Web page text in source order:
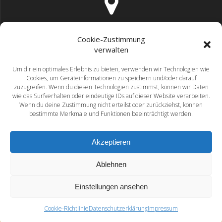
Cookie-Zustimmung
verwalten
Um dir ein optimales Erlebnis zu bieten, verwenden wir Technologien wie
Cookies, um Geräteinformationen zu speichern und/oder darauf
zuzugreifen. Wenn du diesen Technologien zustimmst, können wir Daten
wie das Surfverhalten oder eindeutige IDs auf dieser Website verarbeiten.
Wenn du deine Zustimmung nicht erteilst oder zurückziehst, können
bestimmte Merkmale und Funktionen beeinträchtigt werden.
Akzeptieren
Ablehnen
Einstellungen ansehen
Cookie-RichtlinieDatenschutzerklärungImpressum
Meybohmstraße 5, 21698 Harsefeld
info@foerderverein-rosenborn.de
© 2026 Förderverein Rosenborn